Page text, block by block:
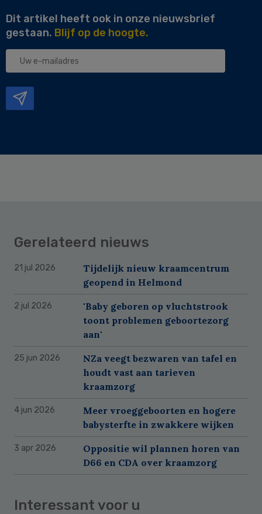
Dit artikel heeft ook in onze nieuwsbrief
gestaan. Blijf op de hoogte.
Uw
Gerelateerd nieuws
21 jul 2026
Tijdelijk nieuw kraamcentrum
geopend in Helmond
2 jul 2026
'Baby geboren op vluchtstrook
toont problemen geboortezorg
aan'
25 jun 2026
NZa veegt bezwaren van tafel en
houdt vast aan tarieven
kraamzorg
4 jun 2026
Meer vroeggeboorten en hogere
babysterfte in zwakkere wijken
3 apr 2026
Oppositie wil plannen horen van
D66 en CDA over kraamzorg
Interessant voor u